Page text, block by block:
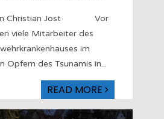
Christian Jost Vor
viele Mitarbeiter des
im
Opfern des Tsunamis in...
READ MORE